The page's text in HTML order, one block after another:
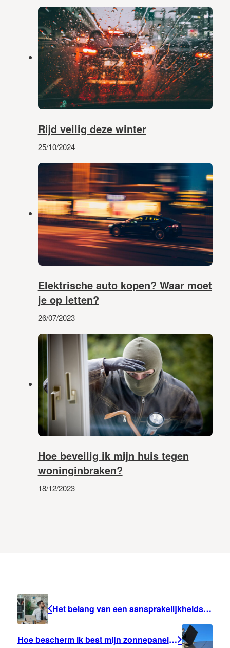
Rijd veilig deze winter
25/10/2024
Elektrische auto kopen? Waar moet
je op letten?
26/07/2023
Hoe beveilig ik mijn huis tegen
woninginbraken?
18/12/2023
Het belang van een aansprakelijkheidsverzekering voor bedrijven
Hoe bescherm ik best mijn zonnepanelen?